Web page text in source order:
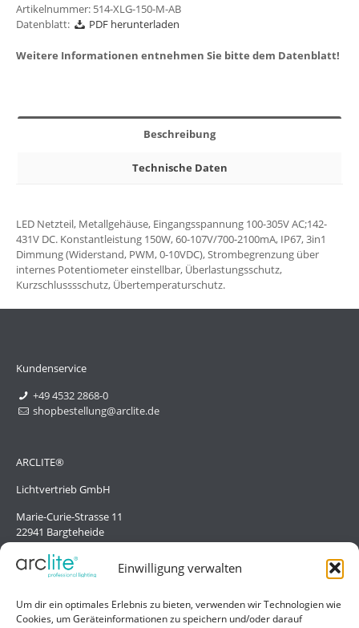
Einwilligung verwalten
Um dir ein optimales Erlebnis zu bieten, verwenden wir Technologien wie
Cookies, um Geräteinformationen zu speichern und/oder darauf
Artikelnummer: 514-XLG-150-M-AB
Datenblatt:
PDF herunterladen
Weitere Informationen entnehmen Sie bitte dem Datenblatt!
Beschreibung
Technische Daten
LED Netzteil, Metallgehäuse, Eingangsspannung 100-305V AC;142-
431V DC. Konstantleistung 150W, 60-107V/700-2100mA, IP67, 3in1
Dimmung (Widerstand, PWM, 0-10VDC), Strombegrenzung über
internes Potentiometer einstellbar, Überlastungsschutz,
Kurzschlusssschutz, Übertemperaturschutz.
Kundenservice
+49 4532 2868-0
shopbestellung@arclite.de
ARCLITE®
Lichtvertrieb GmbH
Marie-Curie-Strasse 11
22941 Bargteheide
Deutschland/Germany
Hilfe